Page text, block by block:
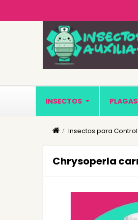
INSECTOS PLAGAS
Insectos para
Chrysoperla